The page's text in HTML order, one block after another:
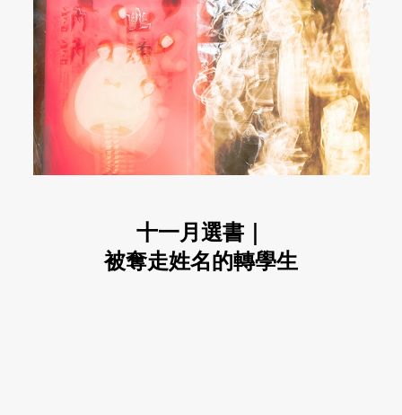
十一月選書｜
被奪走姓名的轉學生